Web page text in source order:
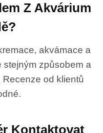
Z Akvárium
akvámace a
způsobem a
od klientů
Kontaktovat